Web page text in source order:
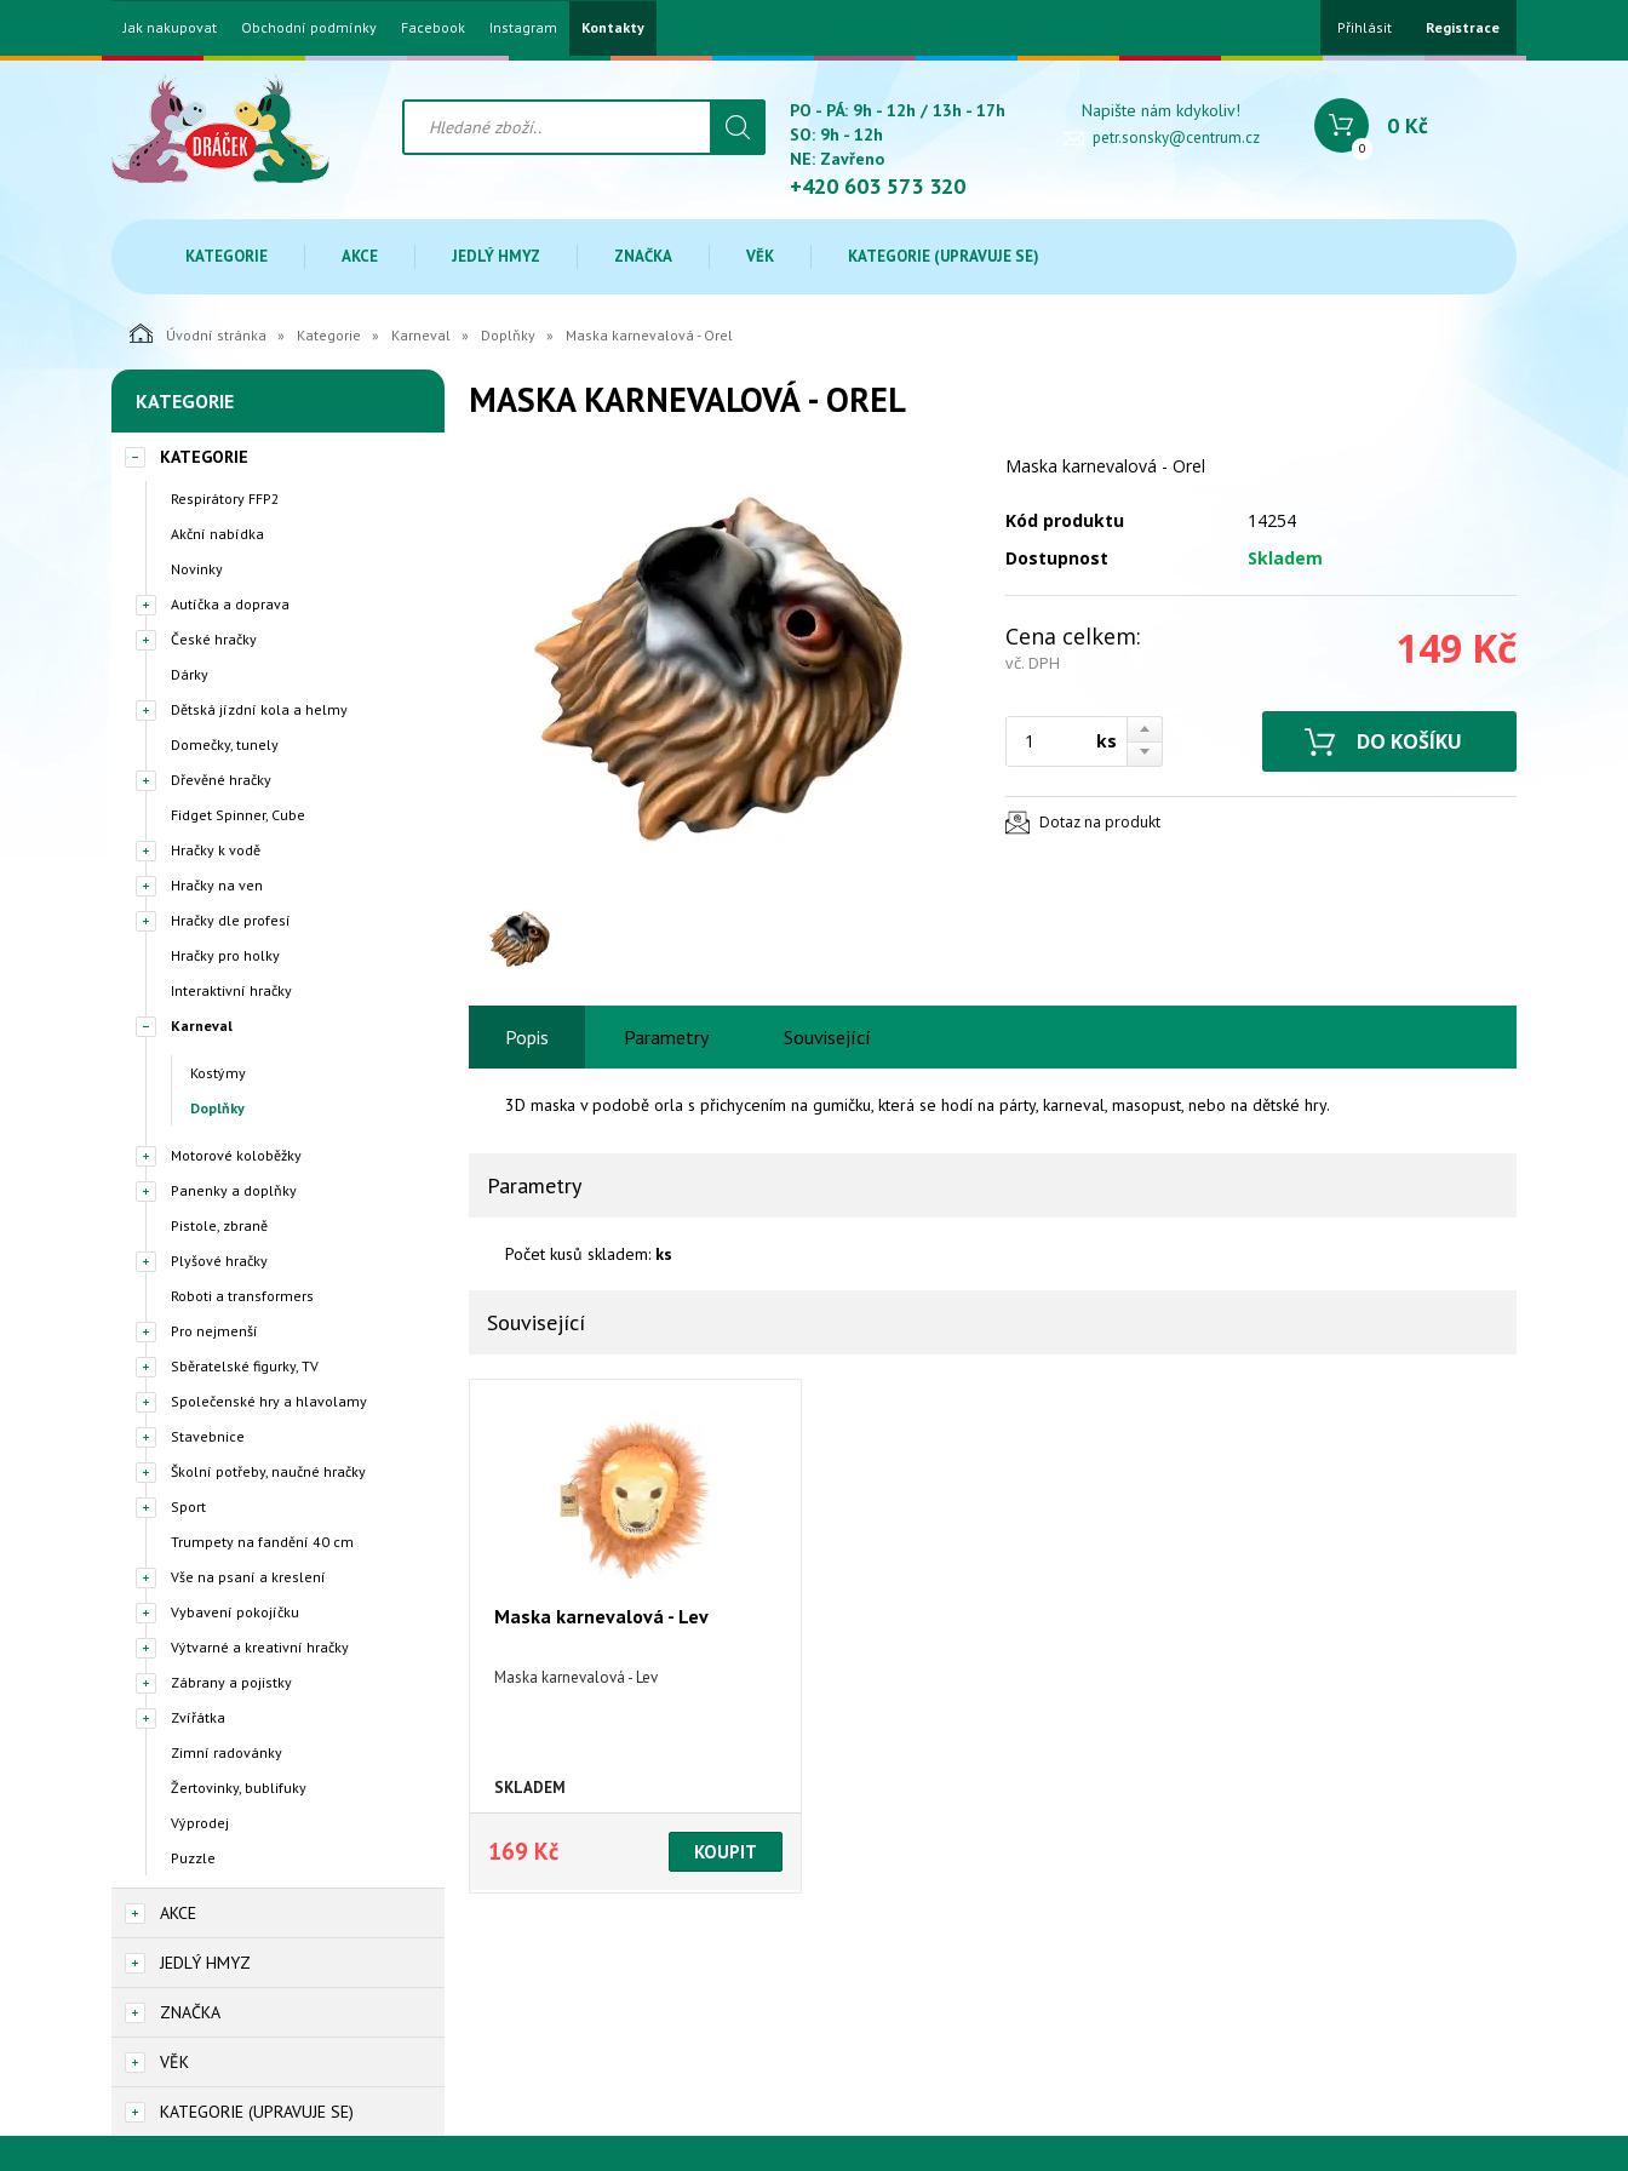
Jak nakupovat Obchodní podmínky Facebook Instagram Kontakty Přihlásit Registrace
PO - PÁ: 9h - 12h / 13h - 17h
SO: 9h - 12h
NE: Zavřeno
+420 603 573 320
Napište nám kdykoliv!
petr.sonsky@centrum.cz
0
0 Kč
KATEGORIE AKCE JEDLÝ HMYZ ZNAČKA VĚK KATEGORIE (UPRAVUJE SE)
Úvodní stránka Kategorie Karneval Doplňky Maska karnevalová - Orel
KATEGORIE
KATEGORIE
Respirátory FFP2
Akční nabídka
Novinky
Autíčka a doprava
České hračky
Dárky
Dětská jízdní kola a helmy
Domečky, tunely
Dřevěné hračky
Fidget Spinner, Cube
Hračky k vodě
Hračky na ven
Hračky dle profesí
Hračky pro holky
Interaktivní hračky
Karneval
Kostýmy
Doplňky
Motorové koloběžky
Panenky a doplňky
Pistole, zbraně
Plyšové hračky
Roboti a transformers
Pro nejmenší
Sběratelské figurky, TV
Společenské hry a hlavolamy
Stavebnice
Školní potřeby, naučné hračky
Sport
Trumpety na fandění 40 cm
Vše na psaní a kreslení
Vybavení pokojíčku
Výtvarné a kreativní hračky
Zábrany a pojistky
Zvířátka
Zimní radovánky
Žertovinky, bublifuky
Výprodej
Puzzle
AKCE
JEDLÝ HMYZ
ZNAČKA
VĚK
KATEGORIE (UPRAVUJE SE)
MASKA KARNEVALOVÁ - OREL
Maska karnevalová - Orel
Kód produktu
14254
Dostupnost
Skladem
Cena celkem:
vč. DPH 149 Kč
ks
Dotaz na produkt
Popis Parametry Související
3D maska v podobě orla s přichycením na gumičku, která se hodí na párty, karneval, masopust, nebo na dětské hry.
Parametry
Počet kusů skladem: ks
Související
Maska karnevalová - Lev
Maska karnevalová - Lev
SKLADEM
169 Kč